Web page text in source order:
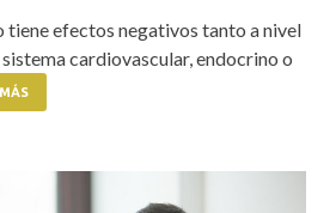
tiene efectos negativos tanto a nivel
cardiovascular, endocrino o